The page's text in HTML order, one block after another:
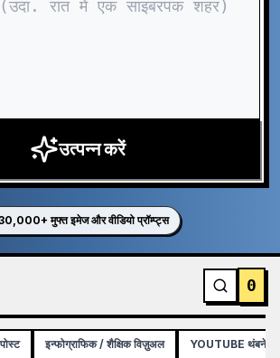
उत्पन्न करें
मुफ्त इमेज और वीडियो प्रॉम्प्ट्स
0
इन्फोग्राफिक / शैक्षिक विज़ुअल YOUTUBE थंबनेल